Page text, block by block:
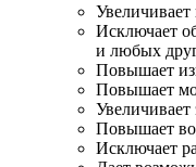
Увеличивает
Исключает
и любых
Повышает
Повышает
Увеличивает
Повышает
Исключает